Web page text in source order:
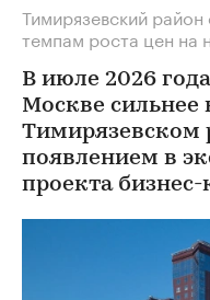
Тимирязевский
темпам роста цен на
В июле 2026
Москве сильнее
Тимирязевском
появлением в
проекта бизнес-